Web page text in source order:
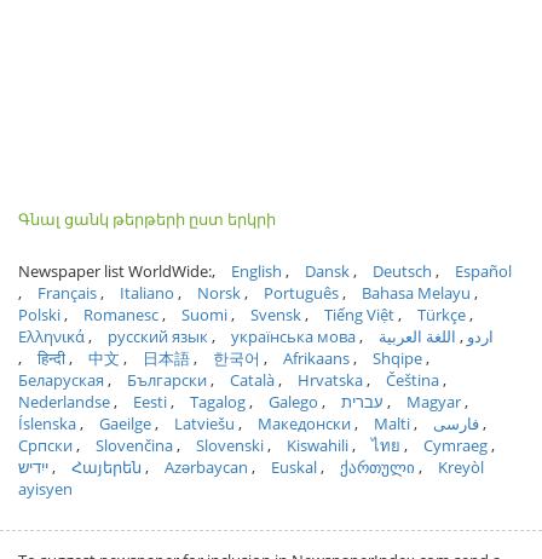
Գնալ ցանկ թերթերի ըստ երկրի
Newspaper list WorldWide: English Dansk Deutsch
Español
Français
Italiano Norsk Português
Bahasa Melayu
Polski
Romanesc Suomi Svensk Tiếng Việt
Türkçe
Ελληνικά
русский язык українська мова اردو
اللغة العربية
हिन्दी
中文 日本語 한국어 Afrikaans
Shqipe
Беларуская
Български Català Hrvatska
Čeština
Nederlandse
Eesti Tagalog Galego עברית
Magyar
Íslenska
Gaeilge Latviešu Македонски Malti
فارسی
Српски
Slovenčina Slovenski Kiswahili ไทย
Cymraeg
ייִדיש
Հայերեն Azərbaycan Euskal ქართული
Kreyòl
ayisyen